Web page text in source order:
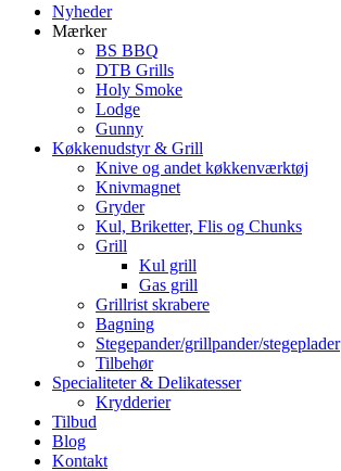
Nyheder
Mærker
BS BBQ
DTB Grills
Holy Smoke
Lodge
Gunny
Køkkenudstyr & Grill
Knive og andet køkkenværktøj
Knivmagnet
Gryder
Kul, Briketter, Flis og Chunks
Grill
Kul grill
Gas grill
Grillrist skrabere
Bagning
Stegepander/grillpander/stegeplader
Tilbehør
Specialiteter & Delikatesser
Krydderier
Tilbud
Blog
Kontakt